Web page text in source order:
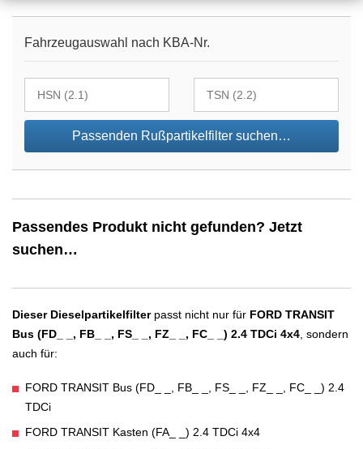
Fahrzeugauswahl nach KBA-Nr.
Passenden Rußpartikelfilter suchen…
Passendes Produkt nicht gefunden? Jetzt
suchen…
Dieser Dieselpartikelfilterpasst nicht nur für FORD TRANSIT
Bus (FD_ _, FB_ _, FS_ _, FZ_ _, FC_ _) 2.4 TDCi 4x4, sondern
auch für:
FORD TRANSIT Bus (FD_ _, FB_ _, FS_ _, FZ_ _, FC_ _) 2.4
TDCi
FORD TRANSIT Kasten (FA_ _) 2.4 TDCi 4x4